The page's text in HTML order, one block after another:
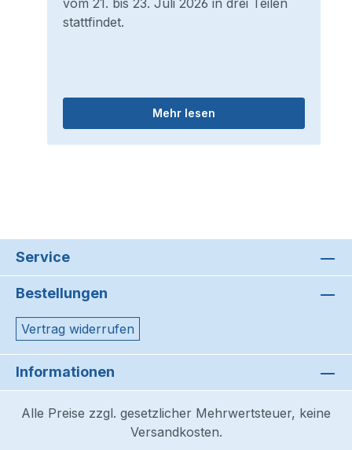
stattfindet.
Mehr lesen
Service
Bestellungen
Vertrag widerrufen
Informationen
Alle Preise zzgl. gesetzlicher Mehrwertsteuer, keine
Versandkosten.